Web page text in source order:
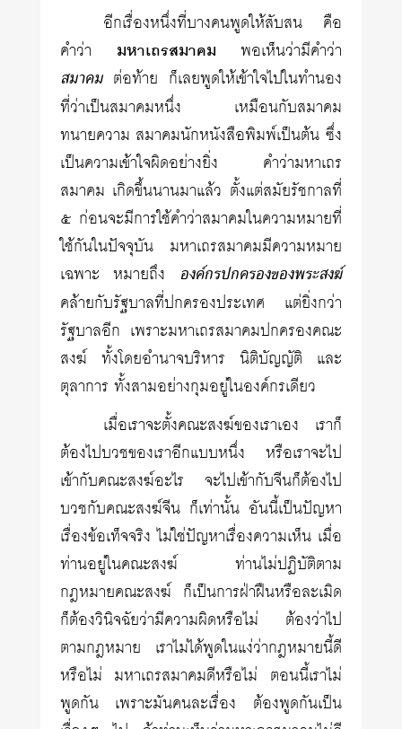
อีกเรื่องหนึ่งที่บางคนพูดให้สับสน คือ
คำว่า มหาเถรสมาคม พอเห็นว่ามีคำว่า
สมาคมต่อท้าย ก็เลยพูดให้เข้าใจไปในทำนอง
ที่ว่าเป็นสมาคมหนึ่ง เหมือนกับสมาคม
ทนายความ สมาคมนักหนังสือพิมพ์เป็นต้น ซึ่ง
เป็นความเข้าใจผิดอย่างยิ่ง คำว่ามหาเถร
สมาคม เกิดขึ้นนานมาแล้ว ตั้งแต่สมัยรัชกาลที่
๕ ก่อนจะมีการใช้คำว่าสมาคมในความหมายที่
ใช้กันในปัจจุบัน มหาเถรสมาคมมีความหมาย
เฉพาะ หมายถึง องค์กรปกครองของพระสงฆ์
คล้ายกับรัฐบาลที่ปกครองประเทศ แต่ยิ่งกว่า
รัฐบาลอีก เพราะมหาเถรสมาคมปกครองคณะ
สงฆ์ ทั้งโดยอำนาจบริหาร นิติบัญญัติ และ
ตุลาการ ทั้งสามอย่างกุมอยู่ในองค์กรเดียว
เมื่อเราจะตั้งคณะสงฆ์ของเราเอง เราก็
ต้องไปบวชของเราอีกแบบหนึ่ง หรือเราจะไป
เข้ากับคณะสงฆ์อะไร จะไปเข้ากับจีนก็ต้องไป
บวชกับคณะสงฆ์จีน ก็เท่านั้น อันนี้เป็นปัญหา
เรื่องข้อเท็จจริง ไม่ใช่ปัญหาเรื่องความเห็น เมื่อ
ท่านอยู่ในคณะสงฆ์ ท่านไม่ปฏิบัติตาม
กฎหมายคณะสงฆ์ ก็เป็นการฝ่าฝืนหรือละเมิด
ก็ต้องวินิจฉัยว่ามีความผิดหรือไม่ ต้องว่าไป
ตามกฎหมาย เราไม่ได้พูดในแง่ว่ากฎหมายนี้ดี
หรือไม่ มหาเถรสมาคมดีหรือไม่ ตอนนี้เราไม่
พูดกัน เพราะมันคนละเรื่อง ต้องพูดกันเป็น